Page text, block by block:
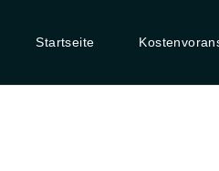
Startseite